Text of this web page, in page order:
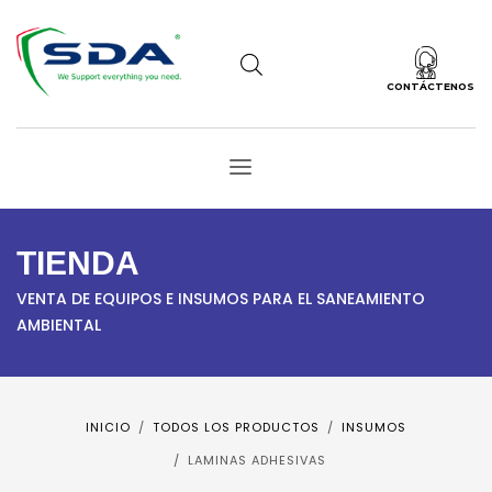
CONTÁCTENOS
TIENDA
VENTA DE EQUIPOS E INSUMOS PARA EL SANEAMIENTO
AMBIENTAL
INICIO TODOS LOS PRODUCTOS
INSUMOS
LAMINAS ADHESIVAS